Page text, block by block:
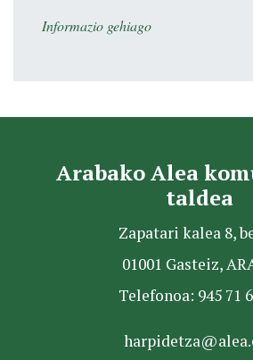
Informazio gehiago
Arabako Alea
taldea
Zapatari kalea 8,
01001 Gasteiz,
Telefonoa: 945 71